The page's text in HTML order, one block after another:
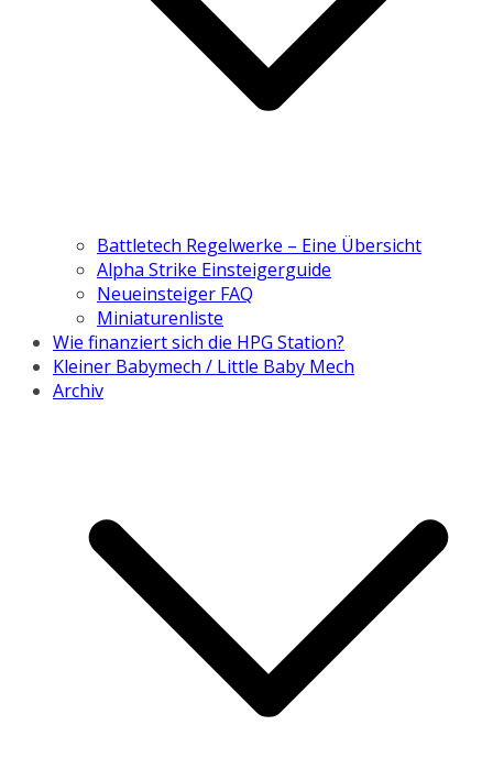
Battletech Regelwerke – Eine Übersicht
Alpha Strike Einsteigerguide
Neueinsteiger FAQ
Miniaturenliste
Wie finanziert sich die HPG Station?
Kleiner Babymech / Little Baby Mech
Archiv